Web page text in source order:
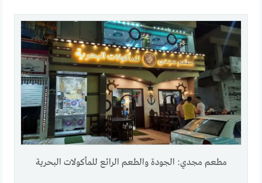
مطعم مجدي: الجودة والطعم الرائع للمأكولات البحرية